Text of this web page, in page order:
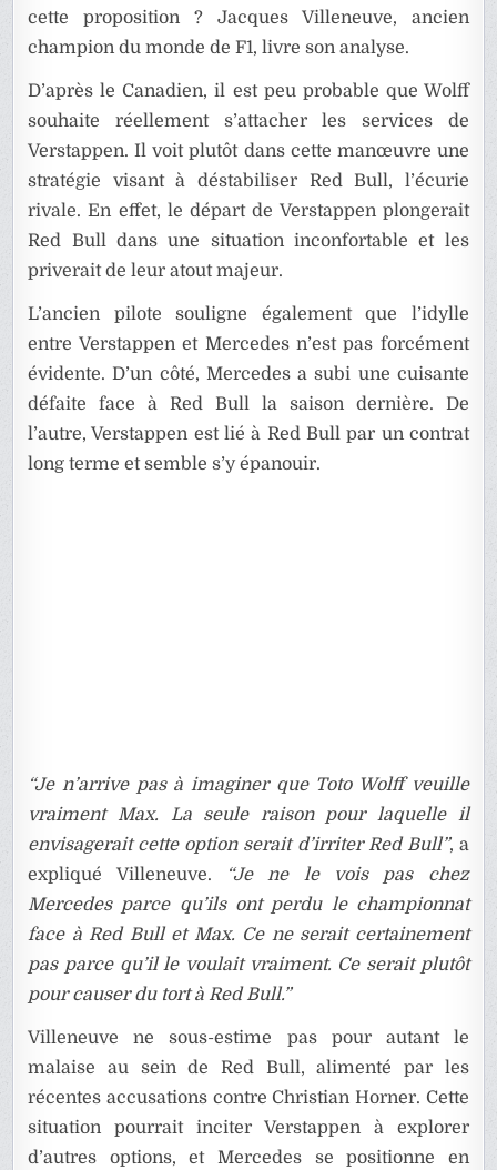
cette proposition ? Jacques Villeneuve, ancien
champion du monde de F1, livre son analyse.
D’après le Canadien, il est peu probable que Wolff
souhaite réellement s’attacher les services de
Verstappen. Il voit plutôt dans cette manœuvre une
stratégie visant à déstabiliser Red Bull, l’écurie
rivale. En effet, le départ de Verstappen plongerait
Red Bull dans une situation inconfortable et les
priverait de leur atout majeur.
L’ancien pilote souligne également que l’idylle
entre Verstappen et Mercedes n’est pas forcément
évidente. D’un côté, Mercedes a subi une cuisante
défaite face à Red Bull la saison dernière. De
l’autre, Verstappen est lié à Red Bull par un contrat
long terme et semble s’y épanouir.
“Je n’arrive pas à imaginer que Toto Wolff veuille
vraiment Max. La seule raison pour laquelle il
envisagerait cette option serait d’irriter Red Bull”, a
expliqué Villeneuve.
“Je ne le vois pas chez
Mercedes parce qu’ils ont perdu le championnat
face à Red Bull et Max. Ce ne serait certainement
pas parce qu’il le voulait vraiment. Ce serait plutôt
pour causer du tort à Red Bull.”
Villeneuve ne sous-estime pas pour autant le
malaise au sein de Red Bull, alimenté par les
récentes accusations contre Christian Horner. Cette
situation pourrait inciter Verstappen à explorer
d’autres options, et Mercedes se positionne en